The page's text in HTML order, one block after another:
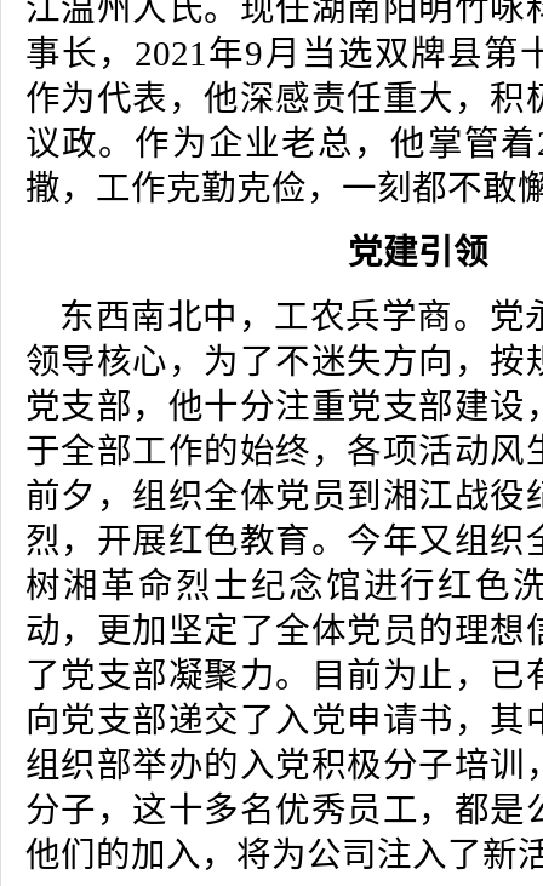
江温州人氏。现任湖南阳明竹咏
事长，2021年9月当选双牌县第
作为代表，他深感责任重大，积
议政。作为企业老总，他掌管
撒，工作克勤克俭，一刻都不敢
党建引领
东西南北中，工农兵学商。党
领导核心，为了不迷失方向，按
党支部，他十分注重党支部建设
于全部工作的始终，各项活动风
前夕，组织全体党员到湘江战役
烈，开展红色教育。今年又组织
树湘革命烈士纪念馆进行红色
动，更加坚定了全体党员的理想
了党支部凝聚力。目前为止，已
向党支部递交了入党申请书，其
组织部举办的入党积极分子培训
分子，这十多名优秀员工，都是
他们的加入，将为公司注入了新